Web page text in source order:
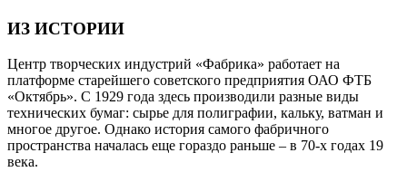
ИЗ ИСТОРИИ
Центр творческих индустрий «Фабрика» работает на
платформе старейшего советского предприятия ОАО ФТБ
«Октябрь». С 1929 года здесь производили разные виды
технических бумаг: сырье для полиграфии, кальку, ватман и
многое другое. Однако история самого фабричного
пространства началась еще гораздо раньше – в 70-х годах 19
века.